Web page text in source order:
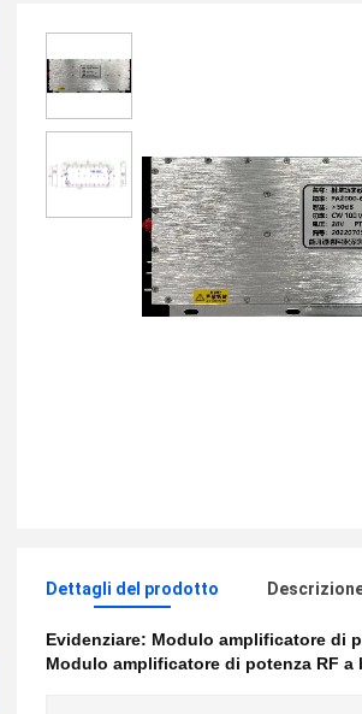
Dettagli del prodotto
Evidenziare: Modulo amplificatore di
Modulo amplificatore di potenza RF a